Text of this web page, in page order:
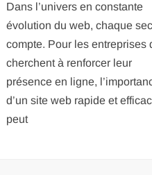
Dans l’univers en constante
évolution du web, chaque
compte. Pour les entreprises
cherchent à renforcer leur
présence en ligne,
d’un site web rapide et
peut